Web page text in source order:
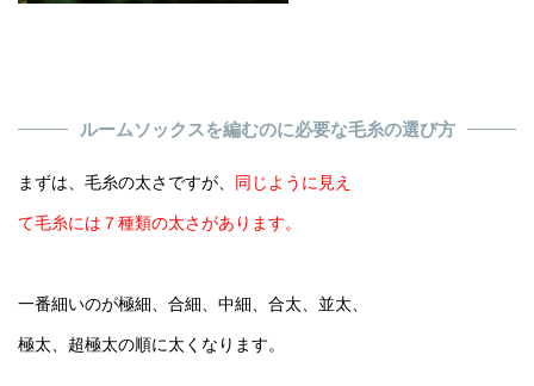
ルームソックスを編むのに必要な毛糸の選び方
まずは、毛糸の太さですが、 同じように見え
て毛糸には７種類の太さがあります。
一番細いのが極細、合細、中細、合太、並太、
極太、超極太の順に太くなります。